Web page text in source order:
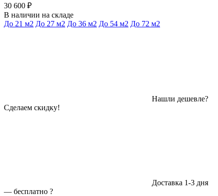
30 600 ₽
В наличии на складе
До 21 м2 До 27 м2 До 36 м2 До 54 м2 До 72 м2
Нашли дешевле?
Сделаем скидку!
Доставка 1-3 дня
— бесплатно ?